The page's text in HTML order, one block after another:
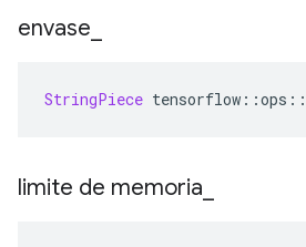
envase
StringPiece tensorflow ::ops ::
limite de memoria